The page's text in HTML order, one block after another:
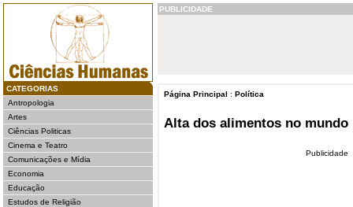
CATEGORIAS
Antropologia
Artes
Ciências Politicas
Cinema e Teatro
Comunicações e Mídia
Economia
Educação
Estudos de Religião
PUBLICIDADE
Página Principal : Política
Alta dos alimentos no mundo
Publicidade